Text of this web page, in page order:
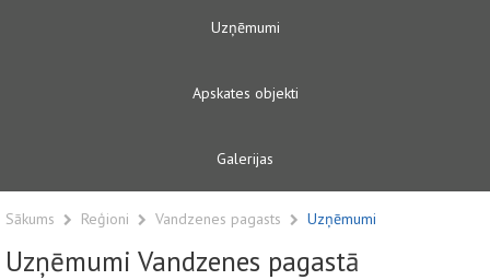
Uzņēmumi
Apskates objekti
Galerijas
Sākums Reģioni Vandzenes pagasts Uzņēmumi
Uzņēmumi Vandzenes pagastā